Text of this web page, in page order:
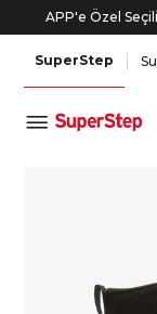
APP'e Özel
SuperStep